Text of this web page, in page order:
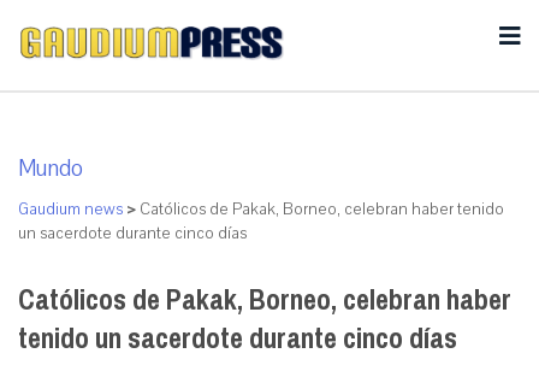
Mundo
Gaudium news > Católicos de Pakak, Borneo, celebran haber tenido
un sacerdote durante cinco días
Católicos de Pakak, Borneo, celebran haber
tenido un sacerdote durante cinco días